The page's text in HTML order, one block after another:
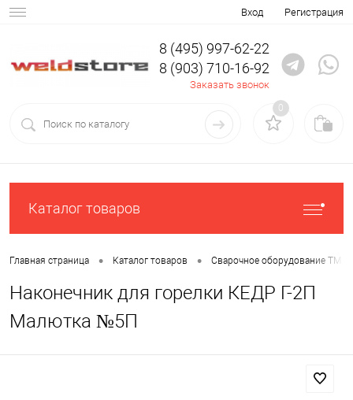
Вход Регистрация
8 (495) 997-62-22
8 (903) 710-16-92
Заказать звонок
0
Каталог товаров
Главная страница • Каталог товаров • Сварочное оборудование ТМ
Наконечник для горелки КЕДР Г-2П
Малютка №5П